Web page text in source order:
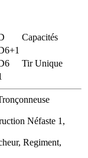
Capacités
Tir Unique
Néfaste 1,
Regiment,